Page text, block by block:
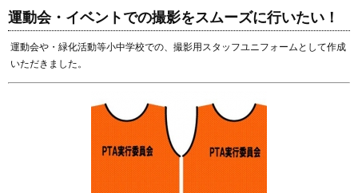
運動会・イベントでの撮影をスムーズに行いたい！
運動会や・緑化活動等小中学校での、撮影用スタッフユニフォームとして作成
いただきました。